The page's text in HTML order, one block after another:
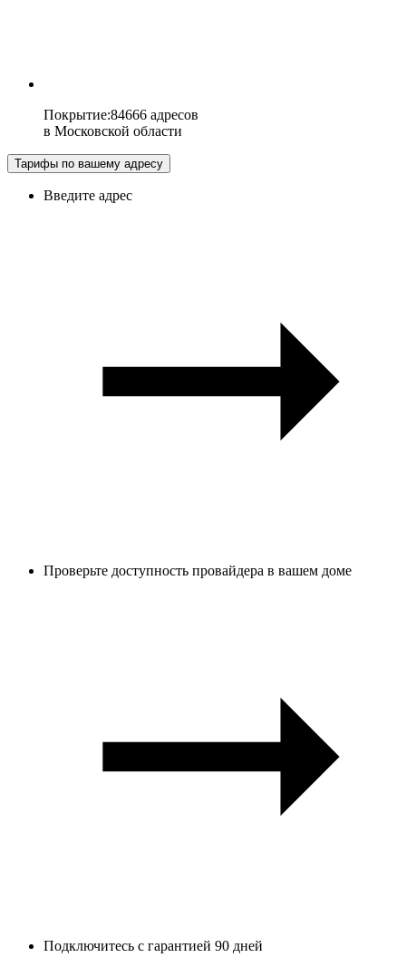
Покрытие:84666 адресов
в Московской области
Тарифы по вашему адресу
Введите адрес
Проверьте доступность провайдера в вашем доме
Подключитесь с гарантией 90 дней